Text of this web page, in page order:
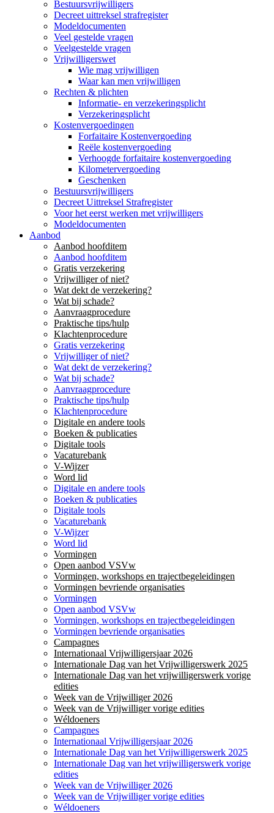
Bestuursvrijwilligers
Decreet uittreksel strafregister
Modeldocumenten
Veel gestelde vragen
Veelgestelde vragen
Vrijwilligerswet
Wie mag vrijwilligen
Waar kan men vrijwilligen
Rechten & plichten
Informatie- en verzekeringsplicht
Verzekeringsplicht
Kostenvergoedingen
Forfaitaire Kostenvergoeding
Reële kostenvergoeding
Verhoogde forfaitaire kostenvergoeding
Kilometervergoeding
Geschenken
Bestuursvrijwilligers
Decreet Uittreksel Strafregister
Voor het eerst werken met vrijwilligers
Modeldocumenten
Aanbod
Aanbod hoofditem
Aanbod hoofditem
Gratis verzekering
Vrijwilliger of niet?
Wat dekt de verzekering?
Wat bij schade?
Aanvraagprocedure
Praktische tips/hulp
Klachtenprocedure
Gratis verzekering
Vrijwilliger of niet?
Wat dekt de verzekering?
Wat bij schade?
Aanvraagprocedure
Praktische tips/hulp
Klachtenprocedure
Digitale en andere tools
Boeken & publicaties
Digitale tools
Vacaturebank
V-Wijzer
Word lid
Digitale en andere tools
Boeken & publicaties
Digitale tools
Vacaturebank
V-Wijzer
Word lid
Vormingen
Open aanbod VSVw
Vormingen, workshops en trajectbegeleidingen
Vormingen bevriende organisaties
Vormingen
Open aanbod VSVw
Vormingen, workshops en trajectbegeleidingen
Vormingen bevriende organisaties
Campagnes
Internationaal Vrijwilligersjaar 2026
Internationale Dag van het Vrijwilligerswerk 2025
Internationale Dag van het vrijwilligerswerk vorige
edities
Week van de Vrijwilliger 2026
Week van de Vrijwilliger vorige edities
Wéldoeners
Campagnes
Internationaal Vrijwilligersjaar 2026
Internationale Dag van het Vrijwilligerswerk 2025
Internationale Dag van het vrijwilligerswerk vorige
edities
Week van de Vrijwilliger 2026
Week van de Vrijwilliger vorige edities
Wéldoeners